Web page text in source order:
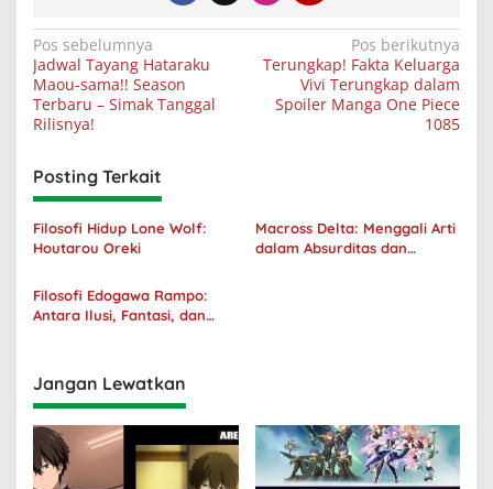
Navigasi
pos
Pos sebelumnya
Jadwal Tayang Hataraku
Maou-sama!! Season
Terbaru – Simak Tanggal
Rilisnya!
Pos berikutnya
Terungkap! Fakta Keluarga
Vivi Terungkap dalam
Spoiler Manga One Piece
1085
Posting Terkait
Filosofi Hidup Lone Wolf:
Houtarou Oreki
Macross Delta: Menggali Arti
dalam Absurditas dan
Filosofi Edogawa Rampo:
Antara Ilusi, Fantasi, dan
Jangan Lewatkan